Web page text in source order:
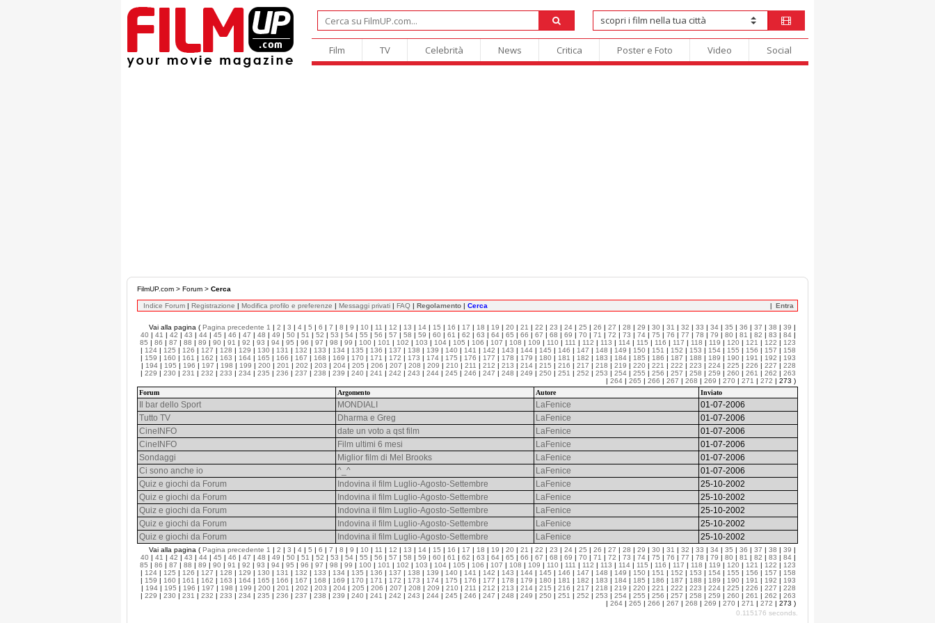
Film TV Celebrità News Critica Poster e Foto Video Social
FilmUP.com > Forum > Cerca
Indice Forum | Registrazione | Modifica profilo e preferenze | Messaggi privati | FAQ | Regolamento | Cerca Entra
Vai alla pagina ( Pagina precedente 1 | 2 | 3 | 4 | 5 | 6 | 7 | 8 | 9 | 10 | 11 | 12 | 13 | 14 | 15 | 16 | 17 | 18 | 19 | 20 | 21 | 22 | 23 | 24 | 25 | 26 | 27 | 28 | 29 | 30 | 31 | 32 | 33 | 34 | 35 | 36 | 37 | 38 | 39 |
40 | 41 | 42 | 43 | 44 | 45 | 46 | 47 | 48 | 49 | 50 | 51 | 52 | 53 | 54 | 55 | 56 | 57 | 58 | 59 | 60 | 61 | 62 | 63 | 64 | 65 | 66 | 67 | 68 | 69 | 70 | 71 | 72 | 73 | 74 | 75 | 76 | 77 | 78 | 79 | 80 | 81 | 82 | 83 | 84 |
85 | 86 | 87 | 88 | 89 | 90 | 91 | 92 | 93 | 94 | 95 | 96 | 97 | 98 | 99 | 100 | 101 | 102 | 103 | 104 | 105 | 106 | 107 | 108 | 109 | 110 | 111 | 112 | 113 | 114 | 115 | 116 | 117 | 118 | 119 | 120 | 121 | 122 | 123
| 124 | 125 | 126 | 127 | 128 | 129 | 130 | 131 | 132 | 133 | 134 | 135 | 136 | 137 | 138 | 139 | 140 | 141 | 142 | 143 | 144 | 145 | 146 | 147 | 148 | 149 | 150 | 151 | 152 | 153 | 154 | 155 | 156 | 157 | 158
| 159 | 160 | 161 | 162 | 163 | 164 | 165 | 166 | 167 | 168 | 169 | 170 | 171 | 172 | 173 | 174 | 175 | 176 | 177 | 178 | 179 | 180 | 181 | 182 | 183 | 184 | 185 | 186 | 187 | 188 | 189 | 190 | 191 | 192 | 193
| 194 | 195 | 196 | 197 | 198 | 199 | 200 | 201 | 202 | 203 | 204 | 205 | 206 | 207 | 208 | 209 | 210 | 211 | 212 | 213 | 214 | 215 | 216 | 217 | 218 | 219 | 220 | 221 | 222 | 223 | 224 | 225 | 226 | 227 | 228
| 229 | 230 | 231 | 232 | 233 | 234 | 235 | 236 | 237 | 238 | 239 | 240 | 241 | 242 | 243 | 244 | 245 | 246 | 247 | 248 | 249 | 250 | 251 | 252 | 253 | 254 | 255 | 256 | 257 | 258 | 259 | 260 | 261 | 262 | 263
| 264 | 265 | 266 | 267 | 268 | 269 | 270 | 271 | 272 | 273 )
Forum
Argomento Autore Inviato
Il bar dello Sport MONDIALI LaFenice
01-07-2006
Tutto TV
Dharma e Greg LaFenice
01-07-2006
CineINFO
date un voto a qst film LaFenice
01-07-2006
CineINFO
Film ultimi 6 mesi LaFenice
01-07-2006
Sondaggi
Miglior film di Mel Brooks LaFenice
01-07-2006
Ci sono anche io
^_^ LaFenice
01-07-2006
Quiz e giochi da Forum
Indovina il film Luglio-Agosto-Settembre LaFenice
25-10-2002
Quiz e giochi da Forum
Indovina il film Luglio-Agosto-Settembre LaFenice
25-10-2002
Quiz e giochi da Forum
Indovina il film Luglio-Agosto-Settembre LaFenice
25-10-2002
Quiz e giochi da Forum
Indovina il film Luglio-Agosto-Settembre LaFenice
25-10-2002
Quiz e giochi da Forum
Indovina il film Luglio-Agosto-Settembre LaFenice 25-10-2002
Vai alla pagina ( Pagina precedente 1 | 2 | 3 | 4 | 5 | 6 | 7 | 8 | 9 | 10 | 11 | 12 | 13 | 14 | 15 | 16 | 17 | 18 | 19 | 20 | 21 | 22 | 23 | 24 | 25 | 26 | 27 | 28 | 29 | 30 | 31 | 32 | 33 | 34 | 35 | 36 | 37 | 38 | 39 |
40 | 41 | 42 | 43 | 44 | 45 | 46 | 47 | 48 | 49 | 50 | 51 | 52 | 53 | 54 | 55 | 56 | 57 | 58 | 59 | 60 | 61 | 62 | 63 | 64 | 65 | 66 | 67 | 68 | 69 | 70 | 71 | 72 | 73 | 74 | 75 | 76 | 77 | 78 | 79 | 80 | 81 | 82 | 83 | 84 |
85 | 86 | 87 | 88 | 89 | 90 | 91 | 92 | 93 | 94 | 95 | 96 | 97 | 98 | 99 | 100 | 101 | 102 | 103 | 104 | 105 | 106 | 107 | 108 | 109 | 110 | 111 | 112 | 113 | 114 | 115 | 116 | 117 | 118 | 119 | 120 | 121 | 122 | 123
| 124 | 125 | 126 | 127 | 128 | 129 | 130 | 131 | 132 | 133 | 134 | 135 | 136 | 137 | 138 | 139 | 140 | 141 | 142 | 143 | 144 | 145 | 146 | 147 | 148 | 149 | 150 | 151 | 152 | 153 | 154 | 155 | 156 | 157 | 158
| 159 | 160 | 161 | 162 | 163 | 164 | 165 | 166 | 167 | 168 | 169 | 170 | 171 | 172 | 173 | 174 | 175 | 176 | 177 | 178 | 179 | 180 | 181 | 182 | 183 | 184 | 185 | 186 | 187 | 188 | 189 | 190 | 191 | 192 | 193
| 194 | 195 | 196 | 197 | 198 | 199 | 200 | 201 | 202 | 203 | 204 | 205 | 206 | 207 | 208 | 209 | 210 | 211 | 212 | 213 | 214 | 215 | 216 | 217 | 218 | 219 | 220 | 221 | 222 | 223 | 224 | 225 | 226 | 227 | 228
| 229 | 230 | 231 | 232 | 233 | 234 | 235 | 236 | 237 | 238 | 239 | 240 | 241 | 242 | 243 | 244 | 245 | 246 | 247 | 248 | 249 | 250 | 251 | 252 | 253 | 254 | 255 | 256 | 257 | 258 | 259 | 260 | 261 | 262 | 263
| 264 | 265 | 266 | 267 | 268 | 269 | 270 | 271 | 272 | 273 )
0.115176 seconds.